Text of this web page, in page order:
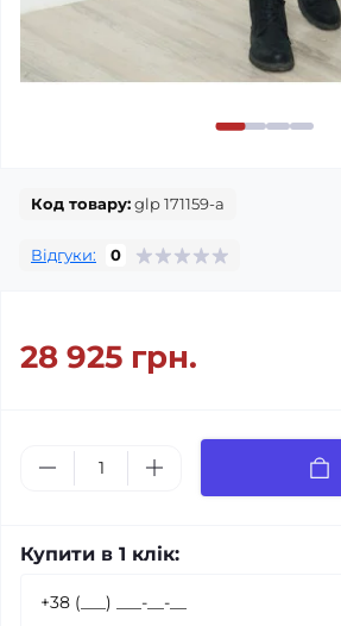
Код товару:glp 171159-a
Відгуки: 0
28 925 грн.
Купити в 1 клік: